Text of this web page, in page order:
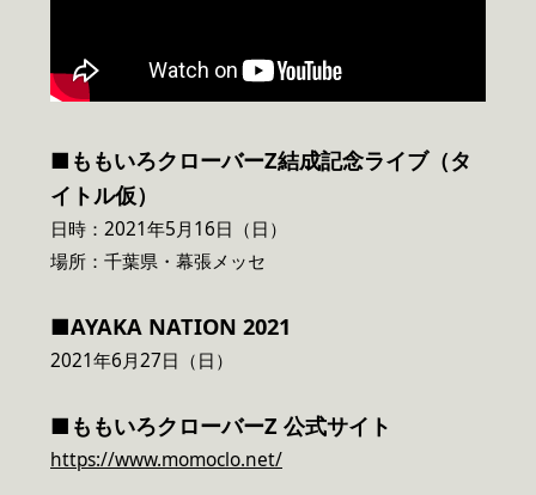
■ももいろクローバーZ結成記念ライブ（タ
イトル仮）
日時：2021年5月16日（日）
場所：千葉県・幕張メッセ
■AYAKA NATION 2021
2021年6月27日（日）
■ ももいろクローバーZ 公式サイト
https://www.momoclo.net/